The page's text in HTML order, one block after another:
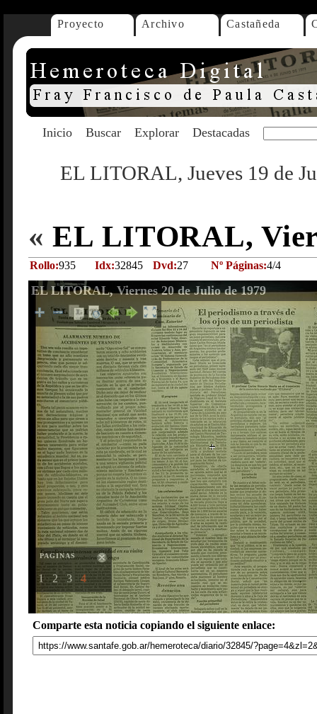
Proyecto Archivo Castañeda
Inicio Buscar Explorar Destacadas
EL LITORAL, Jueves 19 de
« EL LITORAL,
Rollo:935 Idx:32845 Dvd:27 Nº Páginas:4/4
EL LITORAL, Viernes 20 de Julio de 1979
PAGINAS
1 2 3 4
Comparte esta noticia copiando el siguiente enlace: